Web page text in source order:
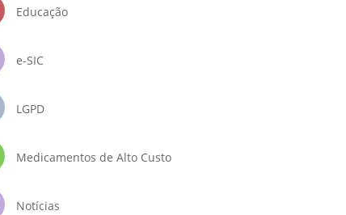
Educação
e-SIC
LGPD
Medicamentos de Alto Custo
Notícias